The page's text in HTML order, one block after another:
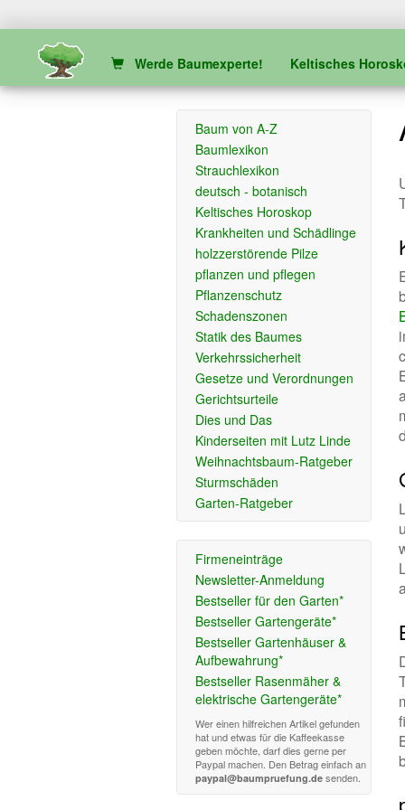
Werde Baumexperte! Keltisches
Baum von A-Z
Baumlexikon
Strauchlexikon
deutsch - botanisch
Keltisches Horoskop
Krankheiten und Schädlinge
holzzerstörende Pilze
pflanzen und pflegen
Pflanzenschutz
Schadenszonen
Statik des Baumes
Verkehrssicherheit
Gesetze und Verordnungen
Gerichtsurteile
Dies und Das
Kinderseiten mit Lutz Linde
Weihnachtsbaum-Ratgeber
Sturmschäden
Garten-Ratgeber
Firmeneinträge
Newsletter-Anmeldung
Bestseller für den Garten*
Bestseller Gartengeräte*
Bestseller Gartenhäuser &
Aufbewahrung*
Bestseller Rasenmäher &
elektrische Gartengeräte*
Wer einen hilfreichen Artikel gefunden
hat und etwas für die Kaffeekasse
geben möchte, darf dies gerne per
Paypal machen. Den Betrag einfach an
paypal@baumpruefung.de senden.